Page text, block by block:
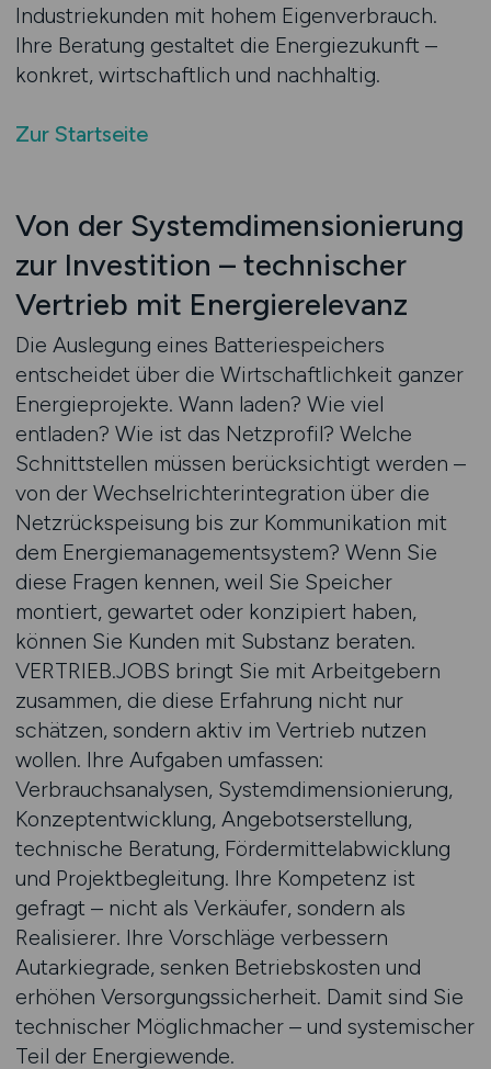
Industriekunden mit hohem Eigenverbrauch.
Ihre Beratung gestaltet die Energiezukunft –
konkret, wirtschaftlich und nachhaltig.
Zur Startseite
Von der Systemdimensionierung
zur Investition – technischer
Vertrieb mit Energierelevanz
Die Auslegung eines Batteriespeichers
entscheidet über die Wirtschaftlichkeit ganzer
Energieprojekte. Wann laden? Wie viel
entladen? Wie ist das Netzprofil? Welche
Schnittstellen müssen berücksichtigt werden –
von der Wechselrichterintegration über die
Netzrückspeisung bis zur Kommunikation mit
dem Energiemanagementsystem? Wenn Sie
diese Fragen kennen, weil Sie Speicher
montiert, gewartet oder konzipiert haben,
können Sie Kunden mit Substanz beraten.
VERTRIEB.JOBS bringt Sie mit Arbeitgebern
zusammen, die diese Erfahrung nicht nur
schätzen, sondern aktiv im Vertrieb nutzen
wollen. Ihre Aufgaben umfassen:
Verbrauchsanalysen, Systemdimensionierung,
Konzeptentwicklung, Angebotserstellung,
technische Beratung, Fördermittelabwicklung
und Projektbegleitung. Ihre Kompetenz ist
gefragt – nicht als Verkäufer, sondern als
Realisierer. Ihre Vorschläge verbessern
Autarkiegrade, senken Betriebskosten und
erhöhen Versorgungssicherheit. Damit sind Sie
technischer Möglichmacher – und systemischer
Teil der Energiewende.